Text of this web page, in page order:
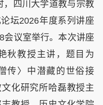
，四川大学道教与宗教
坛2026年度系列讲座
会议室举行。本次讲座
秋教授主讲，题目为
传〉中潜藏的世俗接
化研究所哈磊教授主